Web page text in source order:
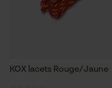
KOX lacets Rouge/Jaune